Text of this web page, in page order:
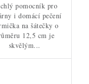
pomocník pro
i domácí pečení
na šátečky o
12,5 cm je
skvělým...